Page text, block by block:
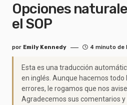
Opciones
el SOP
por Emily Kennedy 4 minuto de
Esta es una traducción
en inglés. Aunque hacemos todo
errores, le rogamos que nos
Agradecemos sus comentarios